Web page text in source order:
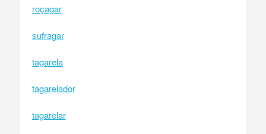
roçagar
sufragar
tagarela
tagarelador
tagarelar